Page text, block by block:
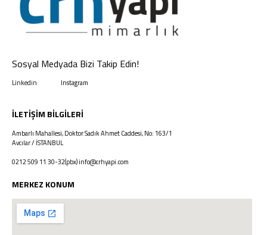
Sosyal Medyada Bizi Takip Edin!
Linkedin Instagram
İLETIŞIM BILGILERI
Ambarlı Mahallesi, Doktor Sadık Ahmet Caddesi, No: 163/1
Avcılar / İSTANBUL
0212 509 11 30-32(pbx)info@crhyapi.com
MERKEZ KONUM